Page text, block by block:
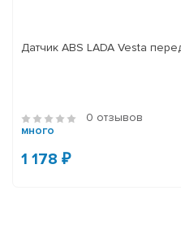
Датчик ABS LADA Vesta
0 отзывов
много
1 178 ₽